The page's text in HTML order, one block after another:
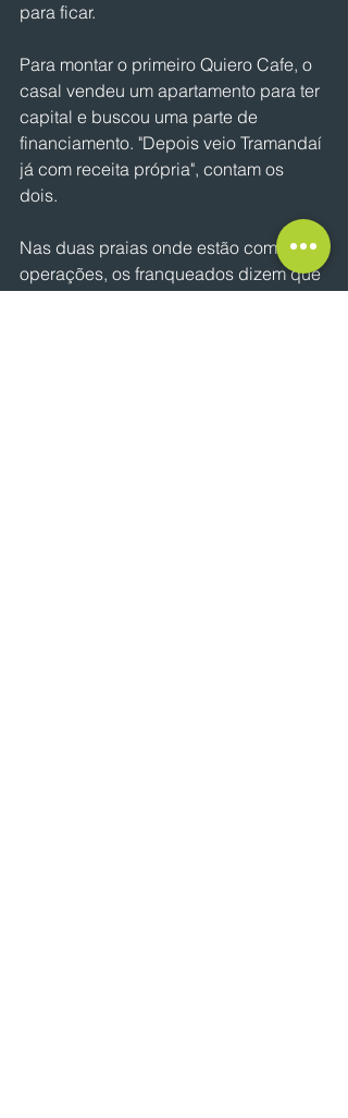
para ficar.
Para montar o primeiro Quiero Cafe, o
casal vendeu um apartamento para ter
capital e buscou uma parte de
financiamento. "Depois veio Tramandaí
já com receita própria", contam os
dois.
Nas duas praias onde estão com
operações, os franqueados dizem que